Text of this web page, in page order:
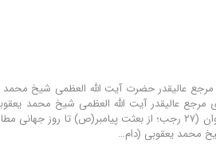
مرجع عالیقدر آیت الله العظمی شیخ محمد
منتشر می شود. صفحه یک این شماره حاوی عنوان (۲۷ رجب؛ از
محمد یعقوبی (دام…